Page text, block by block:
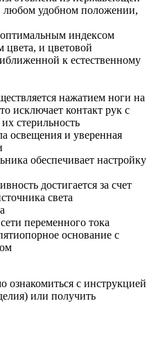
любом удобном положении,
индексом
и цветовой
к естественному
нажатием ноги на
исключает контакт рук с
стерильность
освещения и уверенная
обеспечивает настройку
достигается за счет
света
переменного тока
основание с
ознакомиться с инструкцией
или получить